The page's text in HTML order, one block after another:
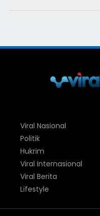
Viral Nasional
Politik
Hukrim
Viral Internasional
Viral Berita
Lifestyle